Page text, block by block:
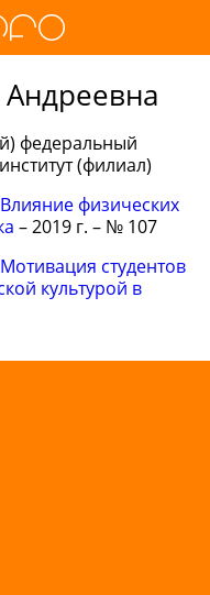
федеральный
(филиал)
Влияние физических
– 2019 г. – № 107
Мотивация студентов
культурой в